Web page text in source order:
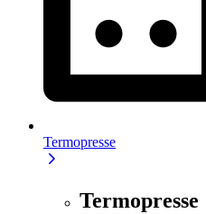
Termopresse
Termopresse